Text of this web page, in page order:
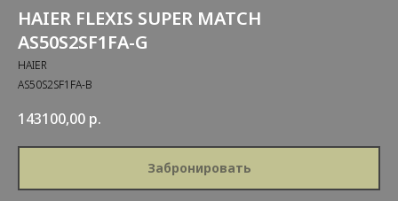
HAIER FLEXIS SUPER MATCH
AS50S2SF1FA-G
HAIER
AS50S2SF1FA-B
143100,00 р.
Забронировать